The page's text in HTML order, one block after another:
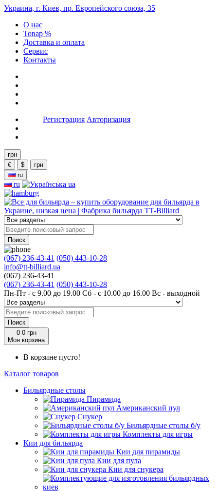
Украина, г. Киев, пр. Европейского союза, 35
О нас
Товар %
Доставка и оплата
Сервис
Контакты
Регистрация Авторизация
грн
€
$
грн
ru
ru ua
Поиск
(067) 236-43-41 (050) 443-10-28
info@tt-billiard.ua
(067) 236-43-41
(067) 236-43-41 (050) 443-10-28
Пн-Пт - с 9.00 до 19.00 Сб - с 10.00 до 16.00 Вс - выходной
Поиск
00 грн
Моя корзина
В корзине пусто!
Каталог товаров
Бильярдные столы
Пирамида
Американский пул
Снукер
Бильярдные столы б/у
Комплекты для игры
Кии для бильярда
Кии для пирамиды
Кии для пула
Кии для снукера